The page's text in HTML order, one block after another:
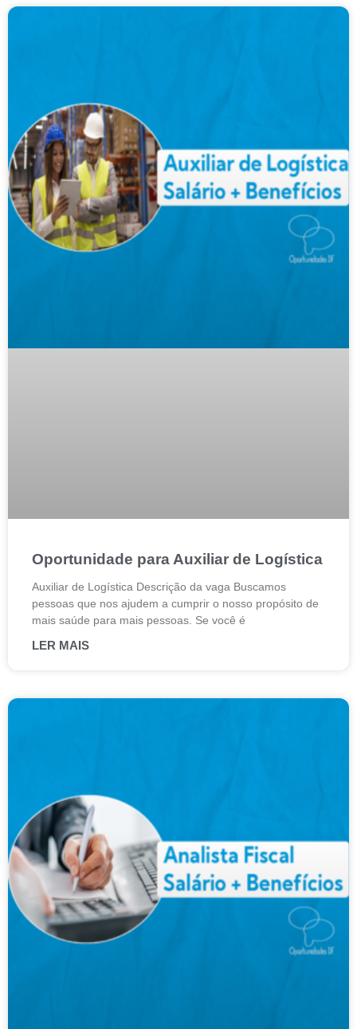
Oportunidade para Auxiliar de Logística
Auxiliar de Logística Descrição da vaga Buscamos
pessoas que nos ajudem a cumprir o nosso propósito de
mais saúde para mais pessoas. Se você é
LER MAIS